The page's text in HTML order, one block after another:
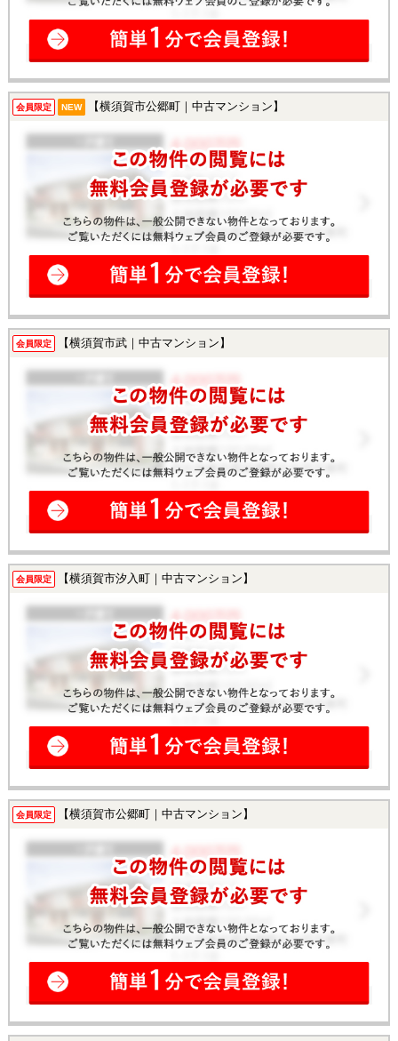
会員限定 NEW 【横須賀市公郷町｜中古マンション】
会員限定 【横須賀市武｜中古マンション】
会員限定 【横須賀市汐入町｜中古マンション】
会員限定 【横須賀市公郷町｜中古マンション】